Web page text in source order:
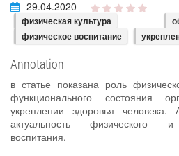
29.04.2020
физическая культура
физическое воспитание
Annotation
в статье показана роль
функционального состояния
укреплении здоровья человека.
актуальность физического и
воспитания.